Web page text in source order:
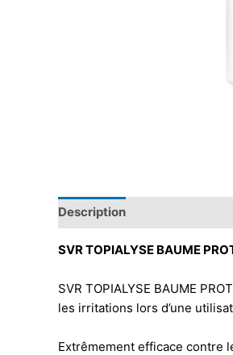
Description
SVR TOPIALYSE BAUME
SVR TOPIALYSE BAUME
les irritations lors d’une
Extrêmement efficace contre